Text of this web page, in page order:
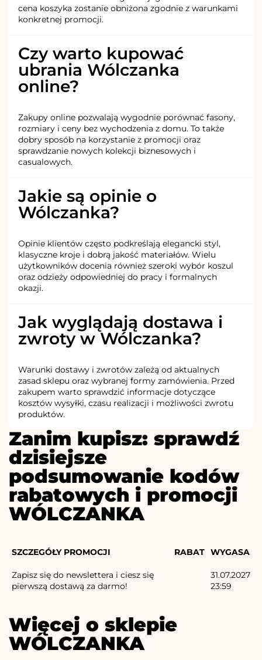
cena koszyka zostanie obniżona zgodnie z warunkami
konkretnej promocji.
Czy warto kupować
ubrania Wólczanka
online?
Zakupy online pozwalają wygodnie porównać fasony,
rozmiary i ceny bez wychodzenia z domu. To także
dobry sposób na korzystanie z promocji oraz
sprawdzanie nowych kolekcji biznesowych i
casualowych.
Jakie są opinie o
Wólczanka?
Opinie klientów często podkreślają elegancki styl,
klasyczne kroje i dobrą jakość materiałów. Wielu
użytkowników docenia również szeroki wybór koszul
oraz odzieży odpowiedniej do pracy i formalnych
okazji.
Jak wyglądają dostawa i
zwroty w Wólczanka?
Warunki dostawy i zwrotów zależą od aktualnych
zasad sklepu oraz wybranej formy zamówienia. Przed
zakupem warto sprawdzić informacje dotyczące
kosztów wysyłki, czasu realizacji i możliwości zwrotu
produktów.
Zanim kupisz: sprawdź
dzisiejsze
podsumowanie kodów
rabatowych i promocji
WÓLCZANKA
SZCZEGÓŁY PROMOCJI RABAT WYGASA
Zapisz się do newslettera i ciesz się
pierwszą dostawą za darmo!
31.07.2027
23:59
Więcej o sklepie
WÓLCZANKA